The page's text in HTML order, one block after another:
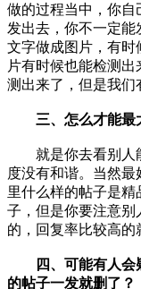
做的过程当中，你自
发出去，你不一定
文字做成图片，有时
片有时候也能检测
测出来了，但是我们
三、怎么才能最
就是你去看别人能
度没有和谐。当然
里什么样的帖子是
子，但是你要注意别
的，回复率比较高的
四、可能有人会
的帖子一发就删了？